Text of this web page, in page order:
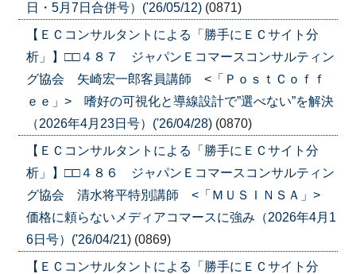
日・5月7日合併号）('26/05/12) (0871)
【ＥＣコンサルタントによる「勝手にＥＣサイト分
析」】□□４８７ ジャパンＥコマースコンサルティン
グ協会 矢崎宏一郎客員講師 <「ＰｏｓｔＣｏｆｆ
ｅｅ」> 嗜好の可視化と導線設計で”選べない”を解決
（2026年4月23日号）('26/04/28) (0870)
【ＥＣコンサルタントによる「勝手にＥＣサイト分
析」】□□４８６ ジャパンＥコマースコンサルティン
グ協会 清水将平特別講師 <「ＭＵＳＩＮＳＡ」>
価格に頼らないメディアコマースに強み（2026年4月1
6日号）('26/04/21) (0869)
【ＥＣコンサルタントによる「勝手にＥＣサイト分